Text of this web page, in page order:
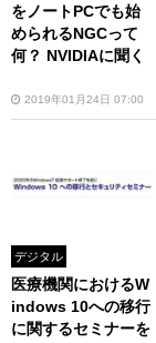
をノートPCでも始
められるNGCって
何？ NVIDIAに聞く
2019年01月24日 07:00
デジタル
医療機関におけるW
indows 10への移行
に関するセミナーを